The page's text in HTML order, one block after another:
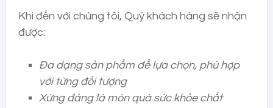
Khi đến với chúng tôi, Quý khách hàng sẽ nhận
được:
Đa dạng sản phẩm để lựa chọn, phù hợp
với từng đối tượng
Xứng đáng là món quà sức khỏe chất